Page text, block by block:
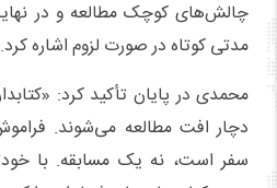
چالش‌های کوچک مطالعه و در
مدتی کوتاه در صورت لزوم اشاره کرد.
محمدی در پایان تأکید کرد:
دچار افت مطالعه می‌شوند.
سفر است، نه یک مسابقه. با